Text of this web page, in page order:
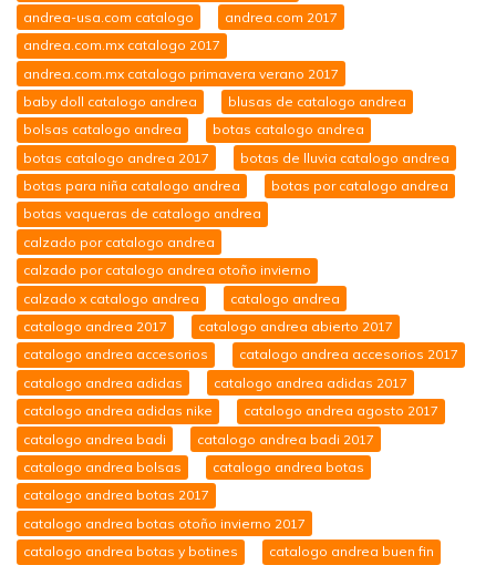
andrea-usa.com catalogo
andrea.com 2017
andrea.com.mx catalogo 2017
andrea.com.mx catalogo primavera verano 2017
baby doll catalogo andrea
blusas de catalogo andrea
bolsas catalogo andrea
botas catalogo andrea
botas catalogo andrea 2017
botas de lluvia catalogo andrea
botas para niña catalogo andrea
botas por catalogo andrea
botas vaqueras de catalogo andrea
calzado por catalogo andrea
calzado por catalogo andrea otoño invierno
calzado x catalogo andrea
catalogo andrea
catalogo andrea 2017
catalogo andrea abierto 2017
catalogo andrea accesorios
catalogo andrea accesorios 2017
catalogo andrea adidas
catalogo andrea adidas 2017
catalogo andrea adidas nike
catalogo andrea agosto 2017
catalogo andrea badi
catalogo andrea badi 2017
catalogo andrea bolsas
catalogo andrea botas
catalogo andrea botas 2017
catalogo andrea botas otoño invierno 2017
catalogo andrea botas y botines
catalogo andrea buen fin